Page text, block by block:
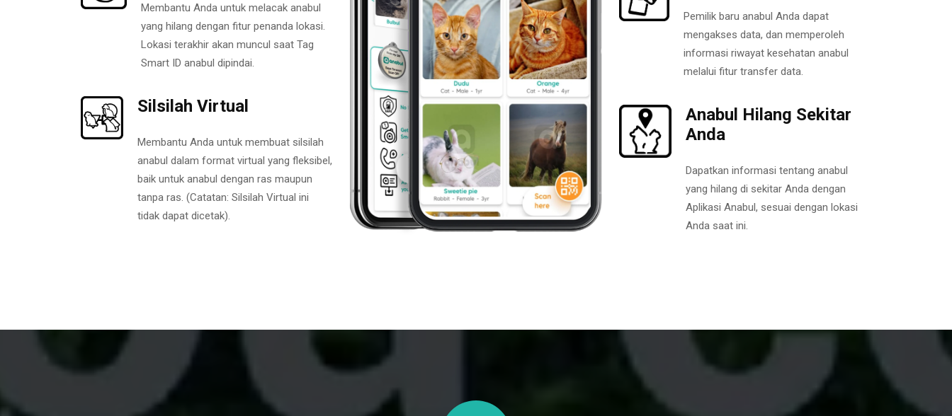
Membantu Anda untuk melacak anabul
yang hilang dengan fitur penanda lokasi.
Lokasi terakhir akan muncul saat Tag
Smart ID anabul dipindai.
Silsilah Virtual
Membantu Anda untuk membuat silsilah
anabul dalam format virtual yang fleksibel,
baik untuk anabul dengan ras maupun
tanpa ras. (Catatan: Silsilah Virtual ini
tidak dapat dicetak).
Pemilik baru anabul Anda dapat
mengakses data, dan memperoleh
informasi riwayat kesehatan anabul
melalui fitur transfer data.
Anabul Hilang Sekitar
Anda
Dapatkan informasi tentang anabul
yang hilang di sekitar Anda dengan
Aplikasi Anabul, sesuai dengan lokasi
Anda saat ini.